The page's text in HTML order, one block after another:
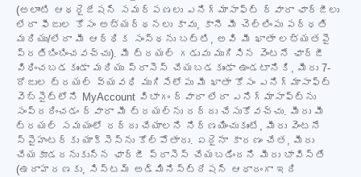
(అలాంటి ఆథరైజేషన్ సమర్పణలు ఎనిగ్మాసాఫ్ట్ ద్వారా ఛార్జీలు
లేదా ఫీజుల కోసం అభ్యర్థనలు కావు, కానీ మీ చెల్లింపు పద్ధతి
మరియు/లేదా మీ ఆర్థిక సంస్థను బట్టి, అవి మీ ఖాతా లభ్యతపై
ప్రతిబింబించవచ్చు). మీ ట్రయల్ గడువు ముగిసిన వెంటనే ఛార్జీ
విధించబడకుండా మరియు ప్రాసెస్ చేయబడకుండా ఉండటానికి, మీరు 7-
రోజుల ట్రయల్ వ్యవధి ముగిసేలోపు మీ ఖాతా కోసం ఎనిగ్మాసాఫ్ట్
వెబ్‌సైట్‌లోని MyAccount విభాగం ద్వారా లేదా ఎనిగ్మాసాఫ్ట్‌ను
సంప్రదించడం ద్వారా మీ ట్రయల్‌ను రద్దు చేసుకోవచ్చు. మీరు మీ
ట్రయల్ సమయంలో రద్దు చేయాలని నిర్ణయించుకుంటే, మీరు వెంటనే
స్పైహంటర్‌కు యాక్సెస్‌ను కోల్పోతారు. ఏదైనా కారణం చేత, మీరు
చేయకూడదనుకున్న ఛార్జీ ప్రాసెస్ చేయబడిందని మీరు భావిస్తే
(ఉదాహరణకు, సిస్టమ్ అడ్మినిస్ట్రేషన్ ఆధారంగా ఇది